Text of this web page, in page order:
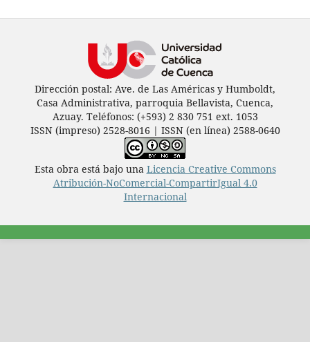
Dirección postal: Ave. de Las Américas y Humboldt,
Casa Administrativa, parroquia Bellavista, Cuenca,
Azuay. Teléfonos: (+593) 2 830 751 ext. 1053
ISSN (impreso) 2528-8016 | ISSN (en línea) 2588-0640
Esta obra está bajo una Licencia Creative Commons
Atribución-NoComercial-CompartirIgual 4.0
Internacional